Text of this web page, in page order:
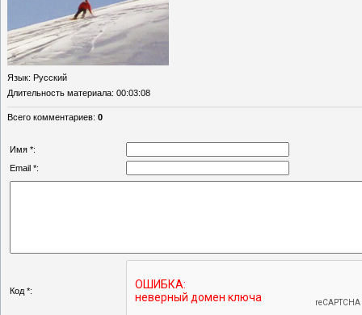
Язык: Русский
Длительность материала: 00:03:08
Всего комментариев: 0
Имя *:
Email *:
Код *: